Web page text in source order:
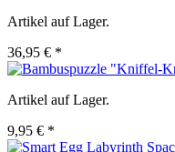
Artikel auf Lager.
36,95 € *
Artikel auf Lager.
9,95 € *